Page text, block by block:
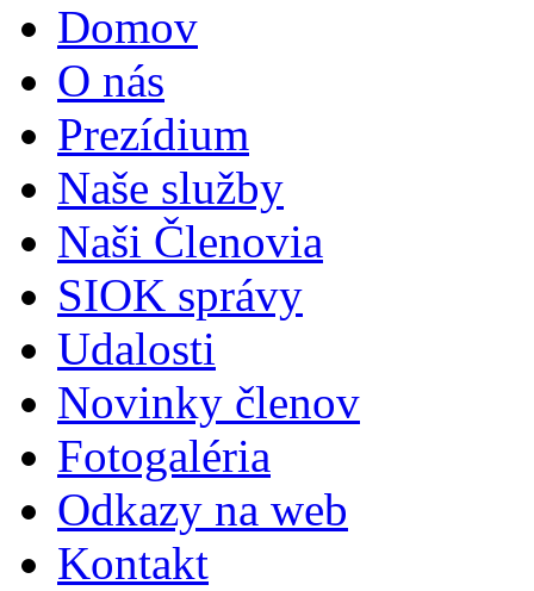
Domov
O nás
Prezídium
Naše služby
Naši Členovia
SIOK správy
Udalosti
Novinky členov
Fotogaléria
Odkazy na web
Kontakt